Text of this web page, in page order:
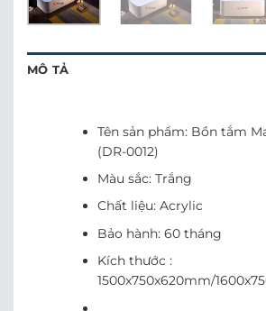
MÔ TẢ
Tên sản phẩm: Bồn tắm
(DR-0012)
Màu sắc: Trắng
Chất liệu: Acrylic
Bảo hành: 60 tháng
Kích thước :
1500x750x620mm/